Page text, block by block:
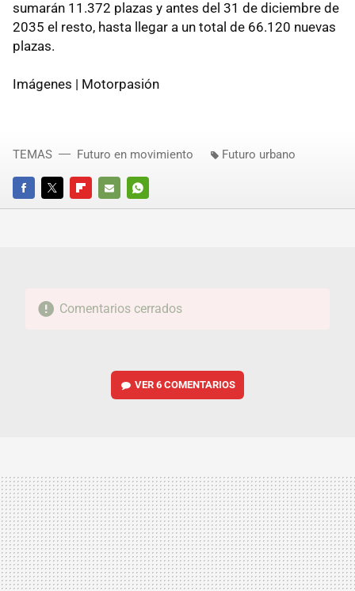
sumarán 11.372 plazas y antes del 31 de diciembre de
2035 el resto, hasta llegar a un total de 66.120 nuevas
plazas.
Imágenes | Motorpasión
FACEBOOKTWITTERFLIPBOARD
E-
WHATSAPP
TEMAS Futuro en movimiento Futuro urbano
Comentarios cerrados
VER6 COMENTARIOS